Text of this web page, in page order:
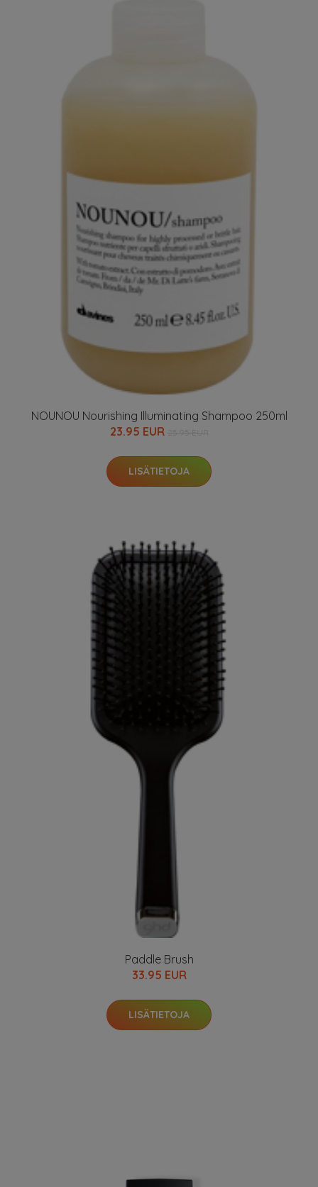
NOUNOU Nourishing Illuminating Shampoo 250ml
23.95 EUR
LISÄTIETOJA
Paddle Brush
33.95 EUR
LISÄTIETOJA